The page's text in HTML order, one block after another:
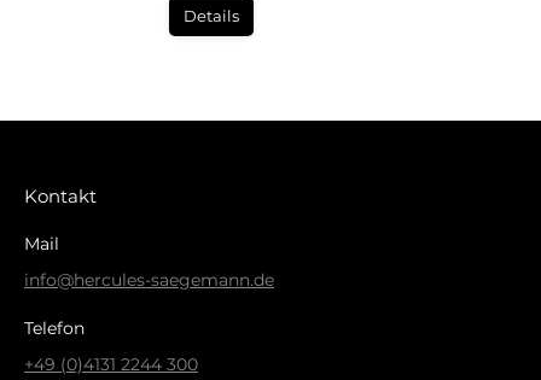
Details
Kontakt
Mail
info@hercules-saegemann.de
Telefon
+49 (0)4131 2244 300